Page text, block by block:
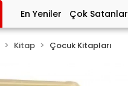
En Yeniler Çok Satanlar
Kitap Çocuk Kitapları